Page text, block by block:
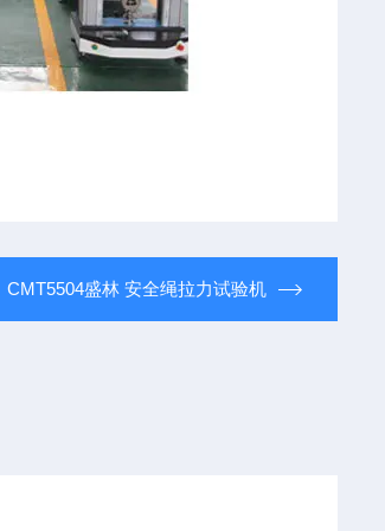
CMT5504盛林 安全绳拉力试验机